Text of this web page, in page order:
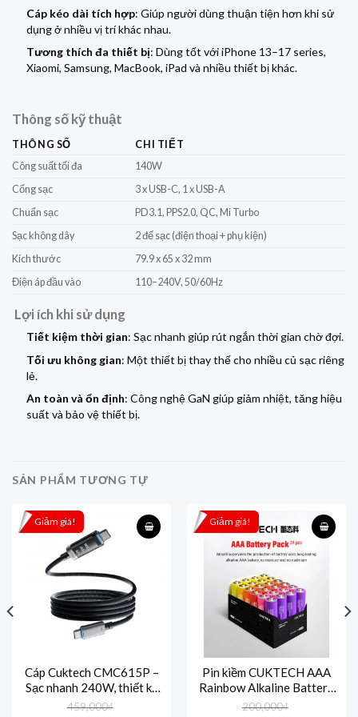
Cáp kéo dài tích hợp: Giúp người dùng thuận tiện hơn khi sử
dụng ở nhiều vị trí khác nhau.
Tương thích đa thiết bị: Dùng tốt với iPhone 13–17 series,
Xiaomi, Samsung, MacBook, iPad và nhiều thiết bị khác.
Thông số kỹ thuật
THÔNG SỐ
CHI TIẾT
Công suất tối đa
140W
Cổng sạc
3 x USB-C, 1 x USB-A
Chuẩn sạc
PD3.1, PPS2.0, QC, Mi Turbo
Sạc không dây
2 đế sạc (điện thoại + phụ kiện)
Kích thước
79.9 x 65 x 32 mm
Điện áp đầu vào
110–240V, 50/60Hz
Lợi ích khi sử dụng
Tiết kiệm thời gian: Sạc nhanh giúp rút ngắn thời gian chờ đợi.
Tối ưu không gian: Một thiết bị thay thế cho nhiều củ sạc riêng
lẻ.
An toàn và ổn định: Công nghệ GaN giúp giảm nhiệt, tăng hiệu
suất và bảo vệ thiết bị.
SẢN PHẨM TƯƠNG TỰ
Giảm giá!
Cáp Cuktech CMC615P –
Sạc nhanh 240W, thiết kế
từ tính, màn hình OLED
459,000₫
Giảm giá!
Pin kiềm CUKTECH AAA
Rainbow Alkaline Battery
(24 viên)-B09
200,000₫